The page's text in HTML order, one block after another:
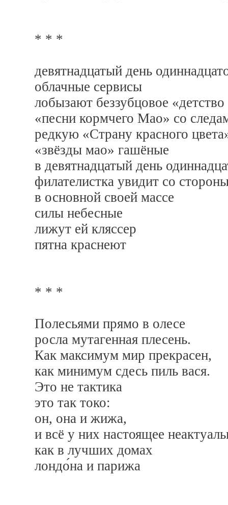
* * *
девятнадцатый день
облачные сервисы
лобызают беззубцовое
«песни кормчего Мао» со
редкую «Страну красного
«звёзды мао» гашёные
в девятнадцатый день
филателистка увидит со
в основной своей массе
силы небесные
лижут ей кляссер
пятна краснеют
* * *
Полесьями прямо в олесе
росла мутагенная плесень.
Как максимум мир прекрасен,
как минимум сдесь пиль вася.
Это не тактика
это так токо:
он, она и жижа,
и всё у них настоящее
как в лучших домах
лондо́на и парижа